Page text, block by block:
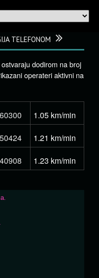
TELEFONOM
dodirom na broj
operateri aktivni na
1.05 km/min
1.21 km/min
1.23 km/min